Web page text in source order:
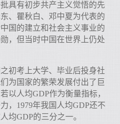
具有初步共产主义觉悟的先
、瞿秋白、邓中夏为代表的
国的建立和社会主义事业的
，但当时中国在世界上仍处
初考上大学、毕业后投身社
为国家的繁荣发展付出了巨
以人均GDP作为衡量指标，
，1979年我国人均GDP还不
均GDP的三分之一。